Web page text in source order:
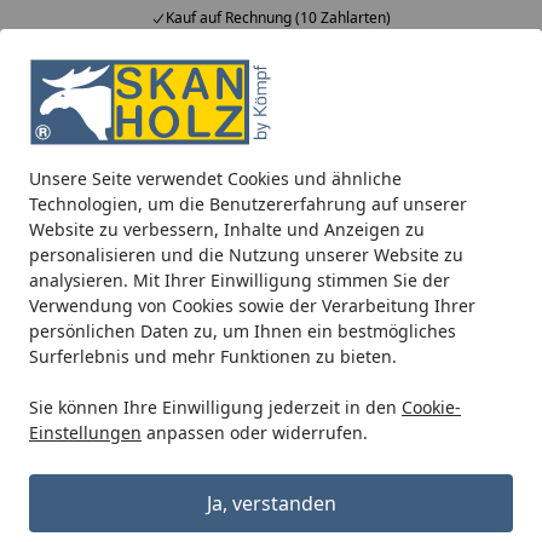
Unsere Seite verwendet Cookies und ähnliche
Technologien, um die Benutzererfahrung auf unserer
Website zu verbessern, Inhalte und Anzeigen zu
personalisieren und die Nutzung unserer Website zu
analysieren. Mit Ihrer Einwilligung stimmen Sie der
Verwendung von Cookies sowie der Verarbeitung Ihrer
persönlichen Daten zu, um Ihnen ein bestmögliches
Surferlebnis und mehr Funktionen zu bieten.
Sie können Ihre Einwilligung jederzeit in den Cookie-
Einstellungen anpassen oder widerrufen.
Ja, verstanden
Kauf auf Rechnung (10 Zahlarten)
Alle Produkte
Mein Konto
Suchen
Startseite
Terrassenüberdachungen zum Wandanbau
Skan Holz Terrassenüberdachung
Ravenna o. Mittelpfosten Breite 541
cm aus Douglasie